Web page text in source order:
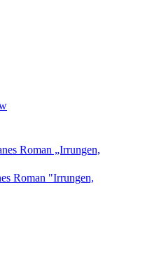
Roman „Irrungen,
Roman "Irrungen,